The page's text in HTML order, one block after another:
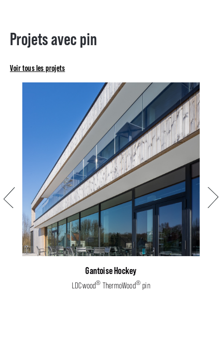
Projets avec pin
Voir tous les projets
Précédent
Gantoise Hockey
LDCwood® ThermoWood® pin